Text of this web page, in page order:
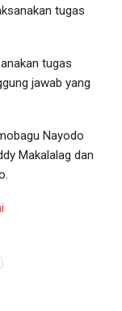
tugas
tugas
jawab yang
Nayodo
Makalalag dan